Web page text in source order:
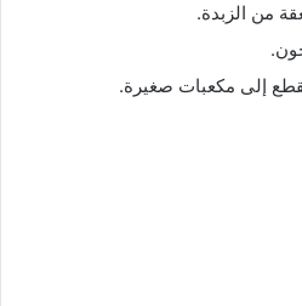
من الزبدة.
إلى مكعبات صغيرة.